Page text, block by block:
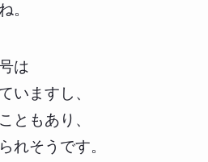
。
は
いますし、
ともあり、
れそうです。